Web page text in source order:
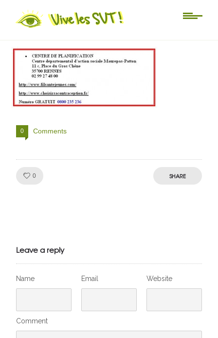
Non classé
planning-familial
0 Comments
0 SHARE
Leave a reply
Name Email Website
Comment